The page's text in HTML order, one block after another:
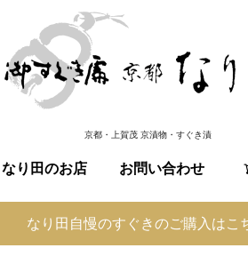
京都・上賀茂 京漬物・すぐき漬
なり田のお店 お問い合わせ
なり田自慢のすぐきのご購入はこ